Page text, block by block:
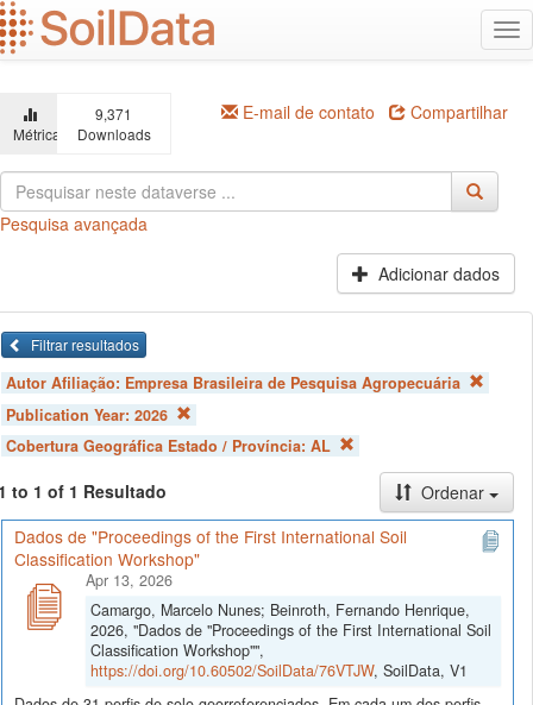
Ir
para
o
principal
Métricas
9,371
Downloads
E-mail de contato Compartilhar
Pesquisa avançada
Adicionar dados
Filtrar resultados
Autor Afiliação: Empresa Brasileira de Pesquisa Agropecuária
Publication Year: 2026
Cobertura Geográfica Estado / Província: AL
to 1 of 1 Resultado
Ordenar
Dados de "Proceedings of the First International Soil
Classification Workshop"
Apr 13, 2026
Camargo, Marcelo Nunes; Beinroth, Fernando Henrique,
2026, "Dados de "Proceedings of the First International Soil
Classification Workshop"",
https://doi.org/10.60502/SoilData/76VTJW, SoilData, V1